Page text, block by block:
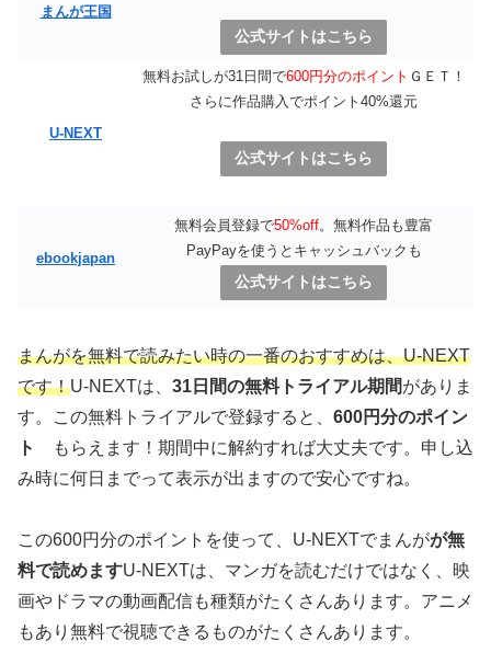
まんが王国
公式サイトはこちら
U-NEXT
無料お試しが31日間で600円分のポイント ＧＥＴ！
さらに作品購入でポイント40%還元
公式サイトはこちら
ebookjapan
無料会員登録で50%off。無料作品も豊富
PayPayを使うとキャッシュバックも
公式サイトはこちら
まんがを無料で読みたい時の一番のおすすめは、U-NEXT
です！U-NEXTは、 31日間の無料トライアル期間がありま
す。この無料トライアルで登録すると、 600円分のポイン
ト
もらえます！期間中に解約すれば大丈夫です。申し込
み時に何日までって表示が出ますので安心ですね。
この600円分のポイントを使って、U-NEXTでまんがが無
料で読めますU-NEXTは、マンガを読むだけではなく、映
画やドラマの動画配信も種類がたくさんあります。アニメ
もあり無料で視聴できるものがたくさんあります。